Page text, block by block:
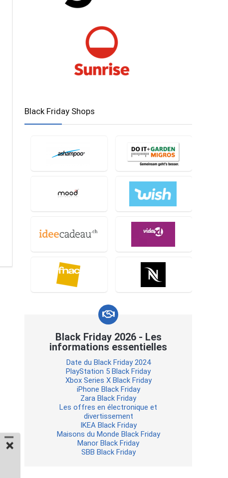
Black Friday Shops
Black Friday 2026 - Les
informations essentielles
Date du Black Friday 2024
PlayStation 5 Black Friday
Xbox Series X Black Friday
iPhone Black Friday
Zara Black Friday
Les offres en électronique et
divertissement
IKEA Black Friday
Maisons du Monde Black Friday
Manor Black Friday
SBB Black Friday